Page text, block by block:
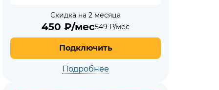
Скидка на 2 месяца
450 ₽/мес549₽/мес
Подключить
Подробнее